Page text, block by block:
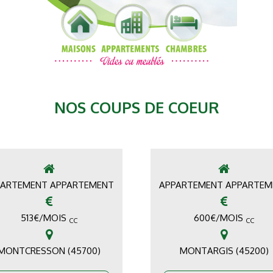
NOS COUPS DE COEUR
APPARTEMENT
513€/MOIS CC
(45700)
APPARTEMENT
600€/MOIS CC
MONTARGIS (45200)